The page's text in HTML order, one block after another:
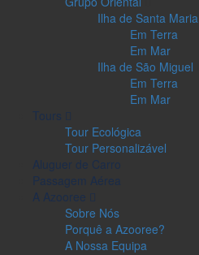
Ilha de Santa Maria
Em Terra
Em Mar
Ilha de São Miguel
Em Terra
Em Mar
Tours
Tour Ecológica
Tour Personalizável
Aluguer de Carro
Passagem Aérea
A Azooree
Sobre Nós
Porquê a Azooree?
A Nossa Equipa